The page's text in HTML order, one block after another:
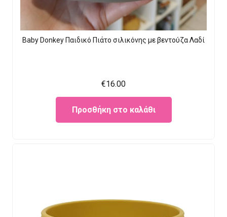
Baby Donkey Παιδικό Πιάτο σιλικόνης με βεντούζα Λαδί
€16.00
Προσθήκη στο καλάθι